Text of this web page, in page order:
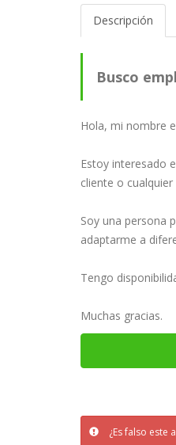
Descripción
Busco
Hola, mi nombre
Estoy interesado
cliente o
Soy una persona
adaptarme a
Tengo
Muchas gracias.
¿Es falso este